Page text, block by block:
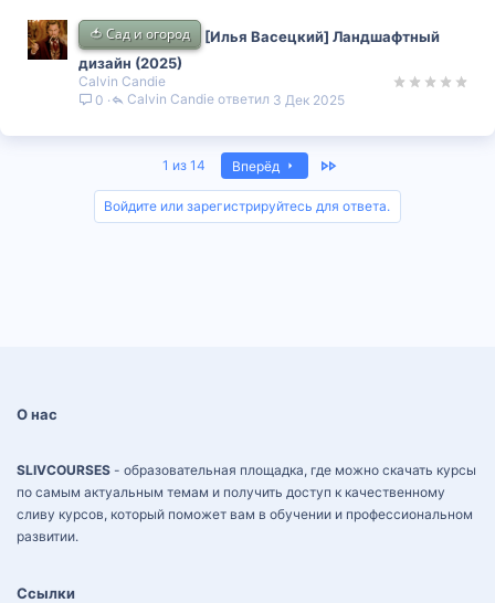
🍅 Сад и огород
[Илья Васецкий] Ландшафтный
дизайн (2025)
Calvin Candie
0
3 Дек 2025
Calvin Candie
1 из 14 Вперёд
Войдите или зарегистрируйтесь для ответа.
О нас
SLIVCOURSES - образовательная площадка, где можно скачать курсы
по самым актуальным темам и получить доступ к качественному
сливу курсов, который поможет вам в обучении и профессиональном
развитии.
Ссылки